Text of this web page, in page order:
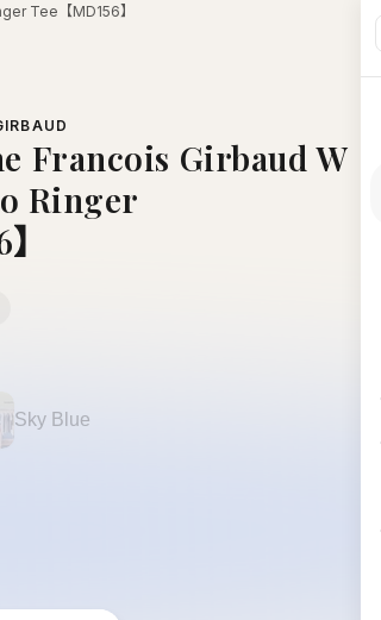
Tee【MD156】
Francois Girbaud W
Ringer
Sky Blue